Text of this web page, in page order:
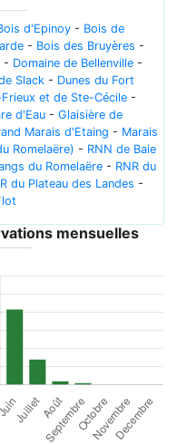
d'Epinoy - Bois de
- Bois des Bruyères -
- Domaine de Bellenville -
Slack - Dunes du Fort
et de Ste-Cécile -
d'Eau - Glaisière de
Marais d'Etaing - Marais
Romelaëre) - RNN de Baie
du Romelaëre - RNR du
du Plateau des Landes -
mensuelles